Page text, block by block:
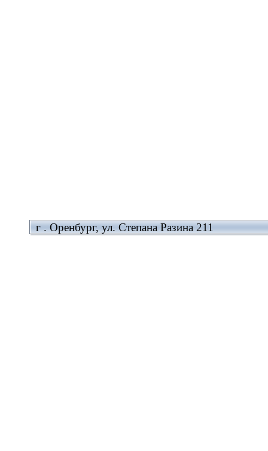
г . Оренбург, ул. Степана Разина 211